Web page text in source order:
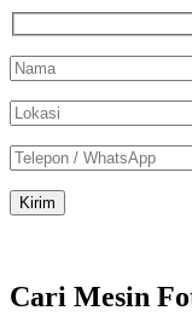
Cari Mesin